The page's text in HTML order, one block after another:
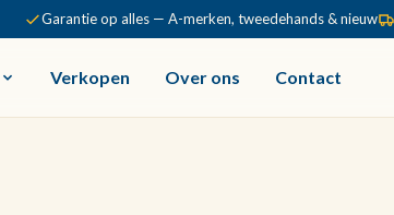
Garantie op alles — A-merken, tweedehands & nieuw
Verkopen Over ons Contact